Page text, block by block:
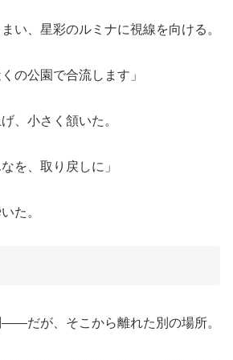
い、星彩のルミナに視線を向ける。
の公園で合流します」
、小さく頷いた。
を、取り戻しに」
た。
だが、そこから離れた別の場所。